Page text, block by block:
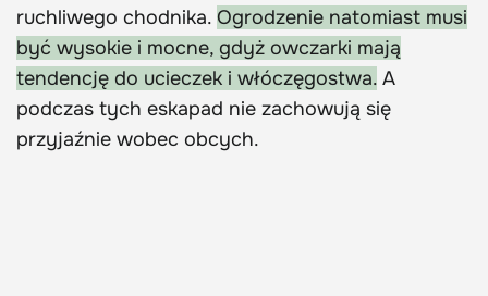
ruchliwego chodnika. Ogrodzenie natomiast musi
być wysokie i mocne, gdyż owczarki mają
tendencję do ucieczek i włóczęgostwa. A
podczas tych eskapad nie zachowują się
przyjaźnie wobec obcych.